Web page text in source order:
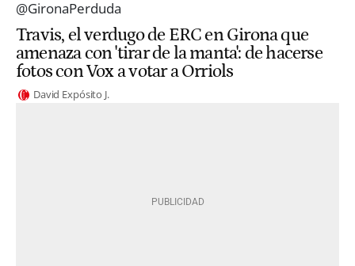
Travis, el verdugo de ERC en Girona que
amenaza con 'tirar de la manta': de hacerse
fotos con Vox a votar a Orriols
David Expósito J.